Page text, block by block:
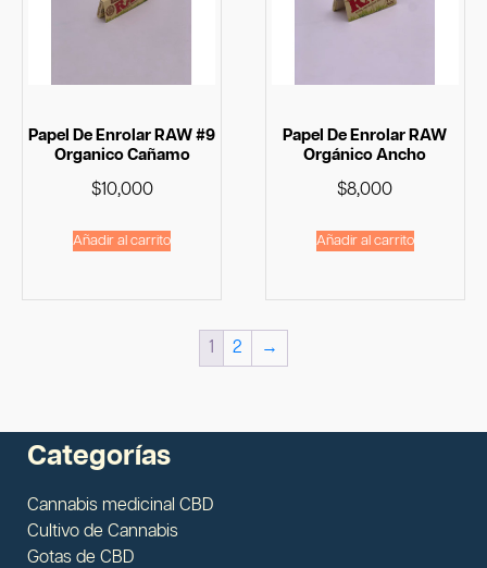
Papel De Enrolar RAW #9
Organico Cañamo
$10,000
Añadir al carrito
Papel De Enrolar RAW
Orgánico Ancho
$8,000
Añadir al carrito
1 2 →
Categorías
Cannabis medicinal CBD
Cultivo de Cannabis
Gotas de CBD